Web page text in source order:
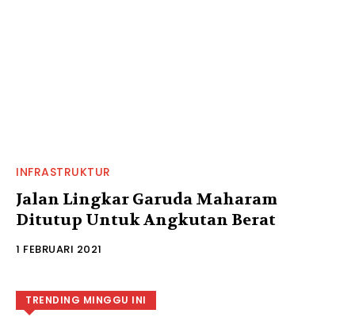
INFRASTRUKTUR
Jalan Lingkar Garuda Maharam
Ditutup Untuk Angkutan Berat
1 FEBRUARI 2021
TRENDING MINGGU INI